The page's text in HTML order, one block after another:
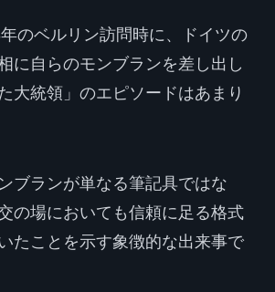
のベルリン訪問時に、ドイツの
に自らのモンブランを差し出し
大統領」のエピソードはあまり
ブランが単なる筆記具ではな
の場においても信頼に足る格式
たことを示す象徴的な出来事で